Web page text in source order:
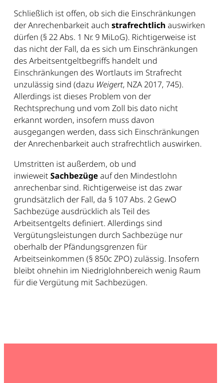
Schließlich ist offen, ob sich die Einschränkungen
der Anrechenbarkeit auch strafrechtlich auswirken
dürfen (§ 22 Abs. 1 Nr. 9 MiLoG). Richtigerweise ist
das nicht der Fall, da es sich um Einschränkungen
des Arbeitsentgeltbegriffs handelt und
Einschränkungen des Wortlauts im Strafrecht
unzulässig sind (dazu Weigert, NZA 2017, 745).
Allerdings ist dieses Problem von der
Rechtsprechung und vom Zoll bis dato nicht
erkannt worden, insofern muss davon
ausgegangen werden, dass sich Einschränkungen
der Anrechenbarkeit auch strafrechtlich auswirken.
Umstritten ist außerdem, ob und
inwieweitSachbezüge auf den Mindestlohn
anrechenbar sind. Richtigerweise ist das zwar
grundsätzlich der Fall, da § 107 Abs. 2 GewO
Sachbezüge ausdrücklich als Teil des
Arbeitsentgelts definiert. Allerdings sind
Vergütungsleistungen durch Sachbezüge nur
oberhalb der Pfändungsgrenzen für
Arbeitseinkommen (§ 850c ZPO) zulässig. Insofern
bleibt ohnehin im Niedriglohnbereich wenig Raum
für die Vergütung mit Sachbezügen.